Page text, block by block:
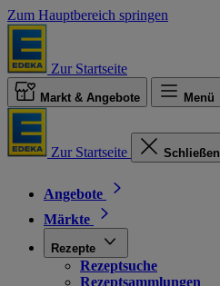
Zum Hauptbereich springen
Zur Startseite
Markt & Angebote Menü
Zur Startseite Schließen
Angebote
Märkte
Rezepte
Rezeptsuche
Rezeptsammlungen